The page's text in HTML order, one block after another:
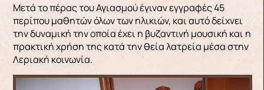
Μετά το πέρας του Αγιασμού έγιναν εγγραφές 45
περίπου μαθητών όλων των ηλικιών, και αυτό δείχνει
την δυναμική την οποία έχει η βυζαντινή μουσική και η
πρακτική χρήση της κατά την θεία λατρεία μέσα στην
Λεριακή κοινωνία.